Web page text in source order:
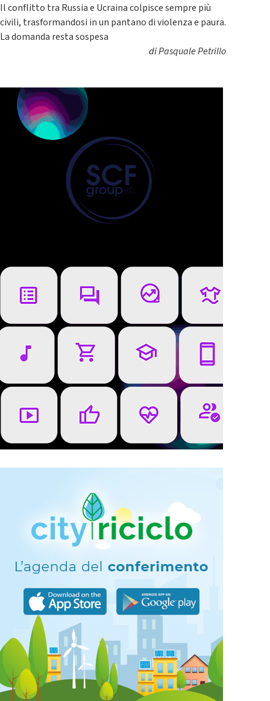
Il conflitto tra Russia e Ucraina colpisce sempre più
civili, trasformandosi in un pantano di violenza e paura.
La domanda resta sospesa
diPasquale Petrillo